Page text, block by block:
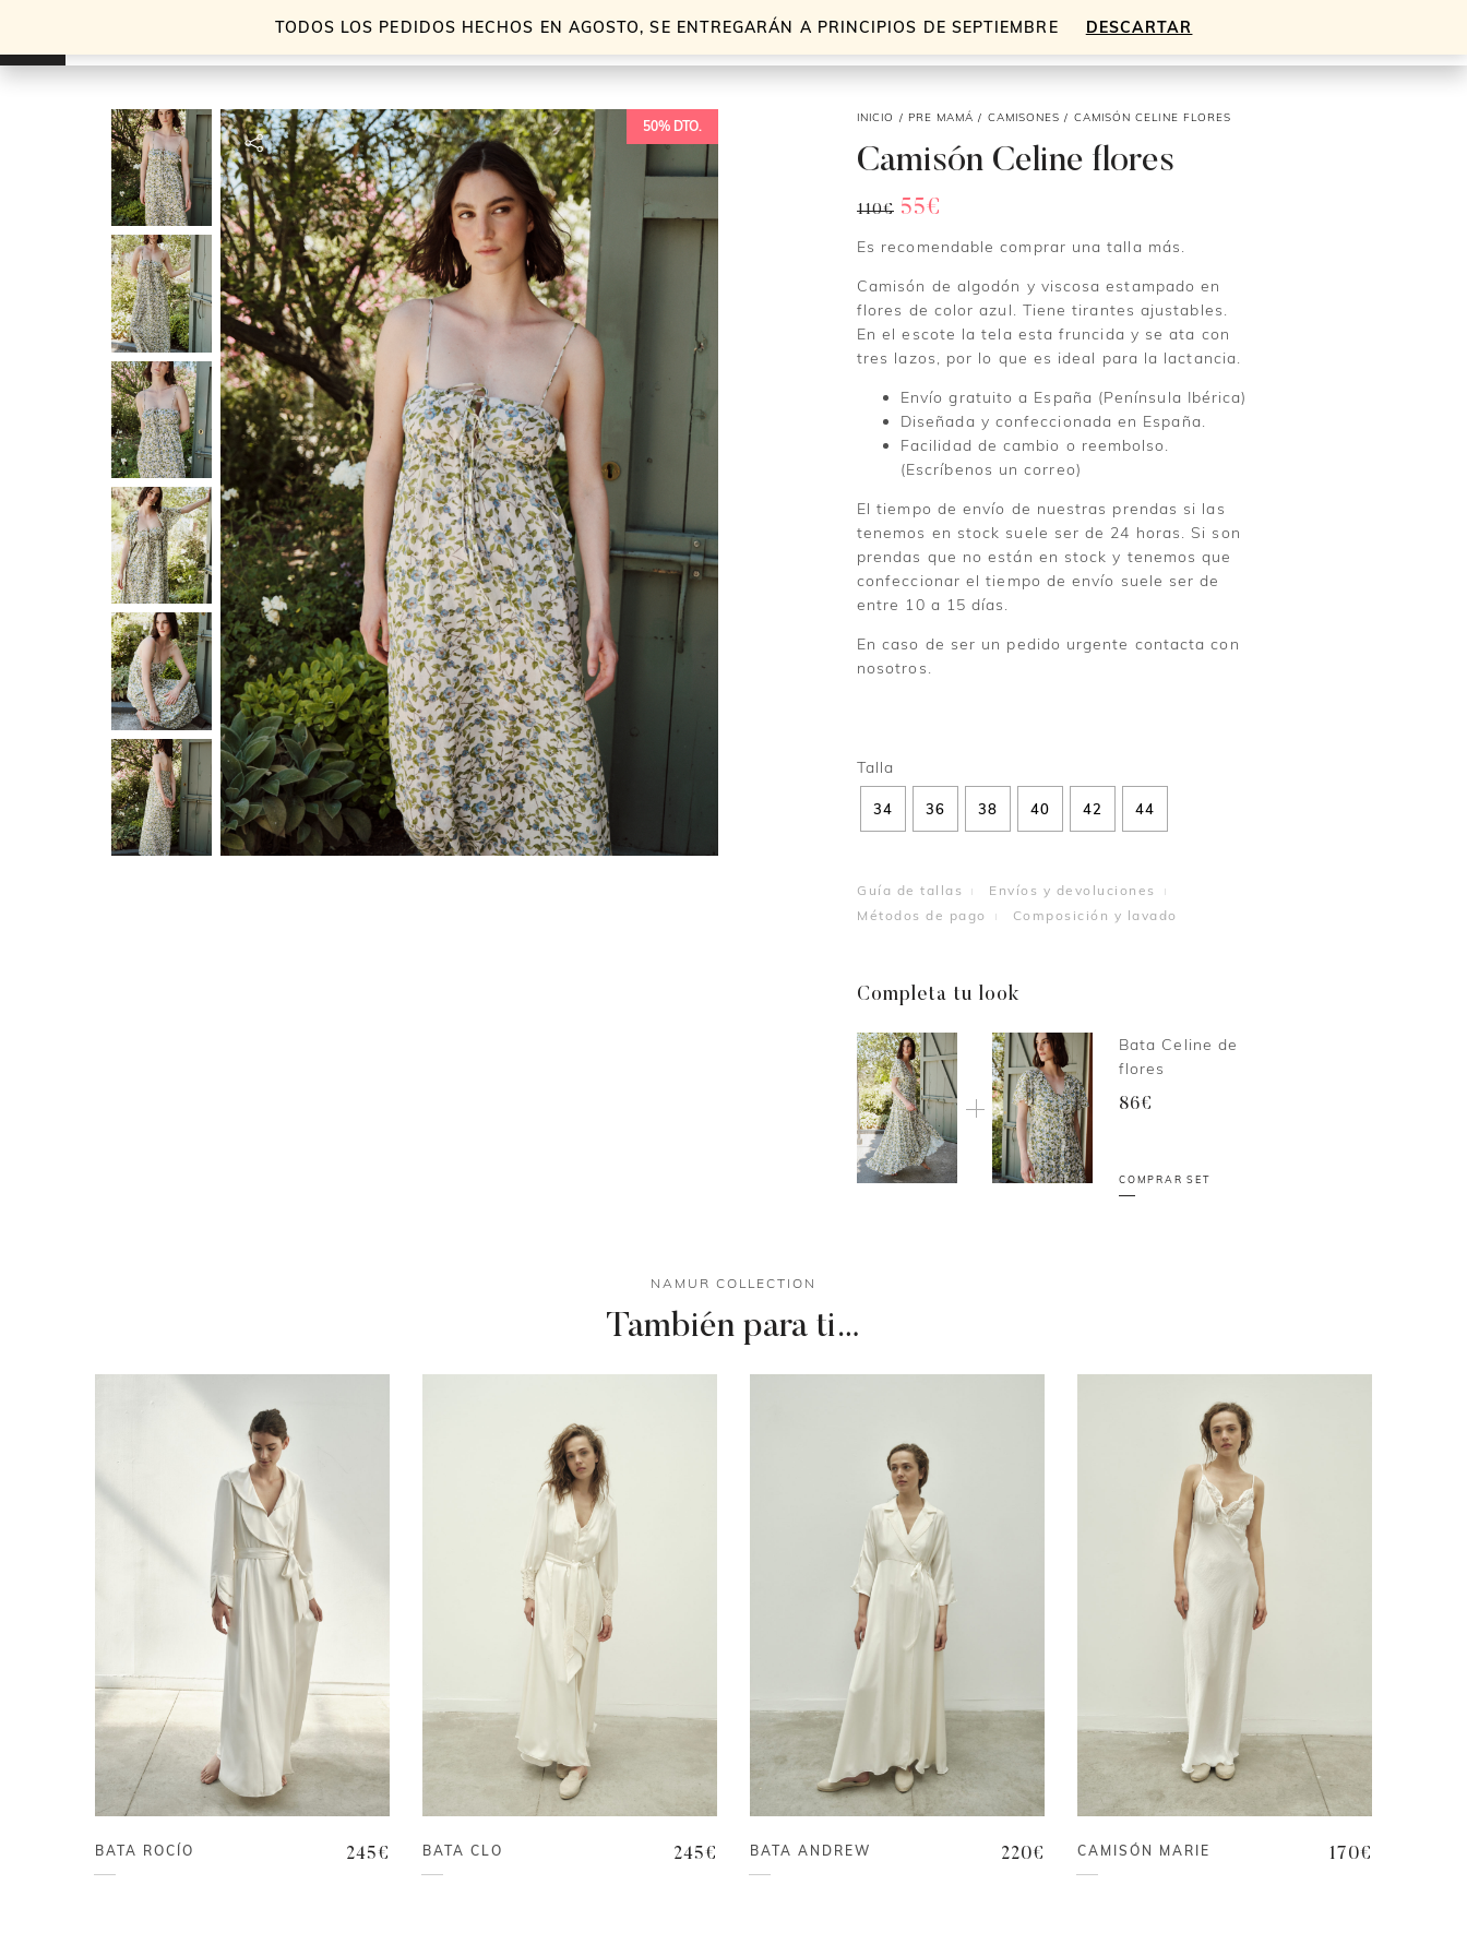
50% DTO.
INICIO / PRE MAMÁ / CAMISONES / CAMISÓN CELINE FLORES
Camisón Celine flores
110€ El
original
110€.
55€
actual
55€.
Es recomendable comprar una talla más.
Camisón de algodón y viscosa estampado en
flores de color azul. Tiene tirantes ajustables.
En el escote la tela esta fruncida y se ata con
tres lazos, por lo que es ideal para la lactancia.
Envío gratuito a España (Península Ibérica)
Diseñada y confeccionada en España.
Facilidad de cambio o reembolso.
(Escríbenos un correo)
El tiempo de envío de nuestras prendas si las
tenemos en stock suele ser de 24 horas. Si son
prendas que no están en stock y tenemos que
confeccionar el tiempo de envío suele ser de
entre 10 a 15 días.
En caso de ser un pedido urgente contacta con
nosotros.
34 36 38 40 42 44
Guía de tallas
Envíos y devoluciones
Métodos de pago
Composición y lavado
Completa tu look
Bata Celine de
flores
86€
COMPRAR SET
NAMUR COLLECTION
También para ti…
BATA ROCÍO 245€ BATA CLO 245€ BATA ANDREW 220€ CAMISÓN MARIE 170€
TODOS LOS PEDIDOS HECHOS EN AGOSTO, SE ENTREGARÁN A PRINCIPIOS DE SEPTIEMBRE DESCARTAR